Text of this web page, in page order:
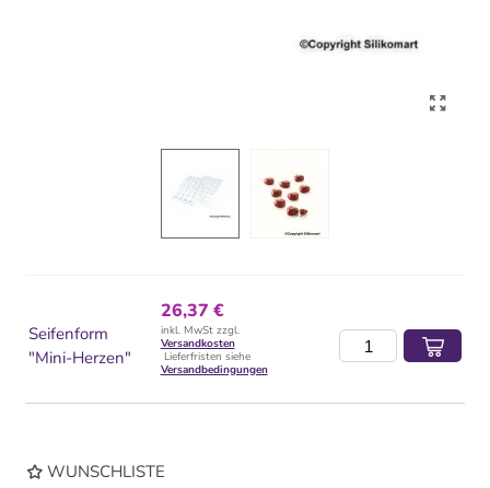
Seifenform
"Mini-Herzen"
26,37 €
inkl. MwSt zzgl.
Versandkosten
Lieferfristen siehe
Versandbedingungen
WUNSCHLISTE